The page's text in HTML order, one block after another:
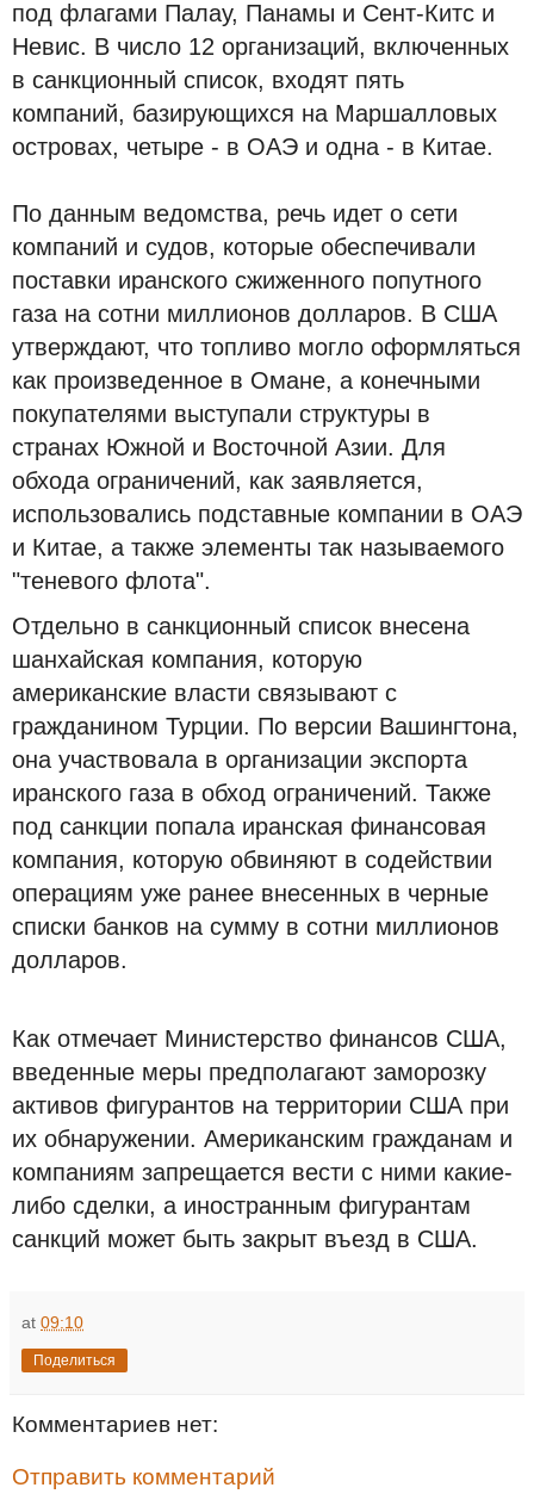
под флагами Палау, Панамы и Сент-Китс и
Невис. В число 12 организаций, включенных
в санкционный список, входят пять
компаний, базирующихся на Маршалловых
островах, четыре - в ОАЭ и одна - в Китае.
По данным ведомства, речь идет о сети
компаний и судов, которые обеспечивали
поставки иранского сжиженного попутного
газа на сотни миллионов долларов. В США
утверждают, что топливо могло оформляться
как произведенное в Омане, а конечными
покупателями выступали структуры в
странах Южной и Восточной Азии. Для
обхода ограничений, как заявляется,
использовались подставные компании в ОАЭ
и Китае, а также элементы так называемого
"теневого флота".
Отдельно в санкционный список внесена
шанхайская компания, которую
американские власти связывают с
гражданином Турции. По версии Вашингтона,
она участвовала в организации экспорта
иранского газа в обход ограничений. Также
под санкции попала иранская финансовая
компания, которую обвиняют в содействии
операциям уже ранее внесенных в черные
списки банков на сумму в сотни миллионов
долларов.
Как отмечает Министерство финансов США,
введенные меры предполагают заморозку
активов фигурантов на территории США при
их обнаружении. Американским гражданам и
компаниям запрещается вести с ними какие-
либо сделки, а иностранным фигурантам
санкций может быть закрыт въезд в США.
at 09:10
Поделиться
Комментариев нет:
Отправить комментарий